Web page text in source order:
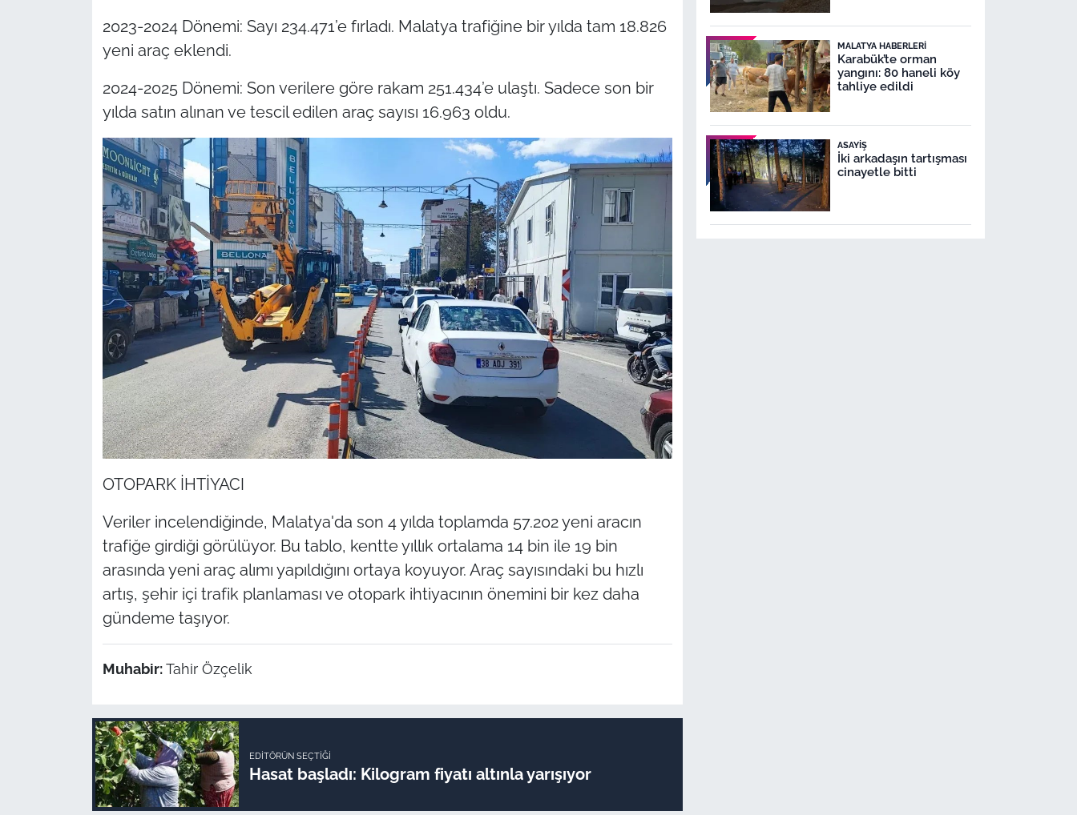
2023-2024 Dönemi: Sayı 234.471’e fırladı. Malatya trafiğine bir yılda tam 18.826
yeni araç eklendi.
2024-2025 Dönemi: Son verilere göre rakam 251.434’e ulaştı. Sadece son bir
yılda satın alınan ve tescil edilen araç sayısı 16.963 oldu.
OTOPARK İHTİYACI
Veriler incelendiğinde, Malatya'da son 4 yılda toplamda 57.202 yeni aracın
trafiğe girdiği görülüyor. Bu tablo, kentte yıllık ortalama 14 bin ile 19 bin
arasında yeni araç alımı yapıldığını ortaya koyuyor. Araç sayısındaki bu hızlı
artış, şehir içi trafik planlaması ve otopark ihtiyacının önemini bir kez daha
gündeme taşıyor.
Muhabir: Tahir Özçelik
EDITÖRÜN SEÇTIĞI
Hasat başladı: Kilogram fiyatı altınla yarışıyor
MALATYA HABERLERI
Karabük’te orman
yangını: 80 haneli köy
tahliye edildi
ASAYIŞ
İki arkadaşın tartışması
cinayetle bitti